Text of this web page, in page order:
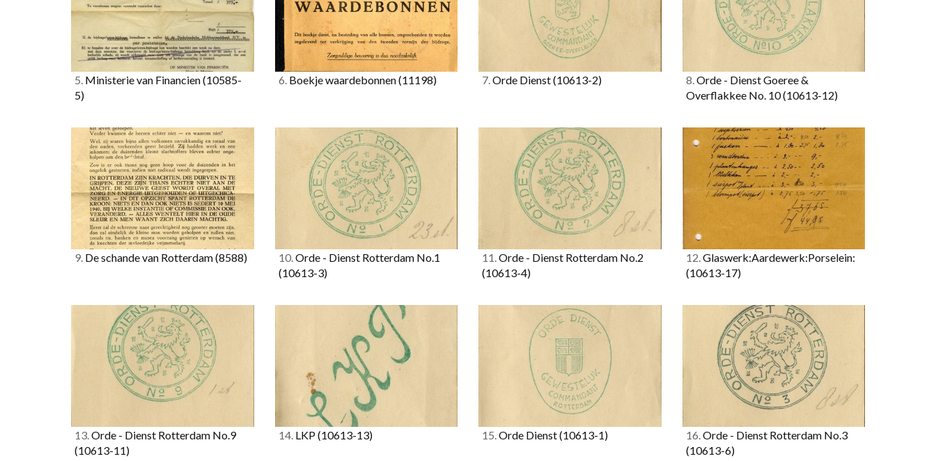
5. Ministerie van Financien(10585-
5)
6.Boekje waardebonnen(11198) 7.Orde Dienst(10613-2) 8.Orde - Dienst Goeree &
Overflakkee No. 10(10613-12)
9. De schande van Rotterdam(8588) 10.Orde - Dienst Rotterdam No.1
(10613-3)
11.Orde - Dienst Rotterdam No.2
(10613-4)
12.Glaswerk:Aardewerk:Porselein:
(10613-17)
13.Orde - Dienst Rotterdam No.9
(10613-11)
14.LKP(10613-13) 15.Orde Dienst(10613-1) 16.Orde - Dienst Rotterdam No.3
(10613-6)